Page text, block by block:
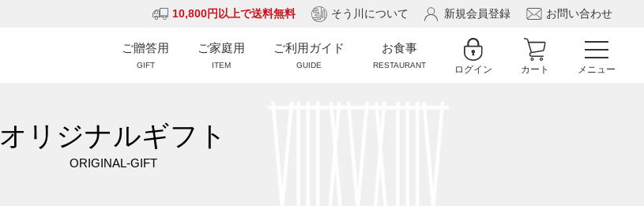
10,800円以上で送料無料 そう川について 新規会員登録 お問い合わせ
ご贈答用
GIFT
ご家庭用
ITEM
ご利用ガイド
GUIDE
お食事
RESTAURANT ログイン カート メニュー
オリジナルギフト
ORIGINAL-GIFT